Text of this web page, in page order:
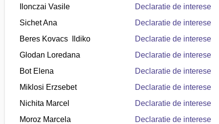
Ilonczai Vasile
Declaratie de interese
Sichet Ana
Declaratie de interese
Beres Kovacs Ildiko
Declaratie de interese
Glodan Loredana
Declaratie de interese
Bot Elena
Declaratie de interese
Miklosi Erzsebet
Declaratie de interese
Nichita Marcel
Declaratie de interese
Moroz Marcela
Declaratie de interese